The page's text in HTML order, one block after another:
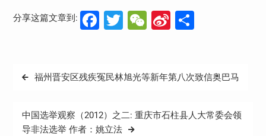
分享这篇文章到: Facebook
Twitter
WeChat
Sina分
文
航
福州晋安区残疾冤民林旭光等新年第八次致信奥巴马
中国选举观察（2012）之二: 重庆市石柱县人大常委会领
导非法选举 作者：姚立法